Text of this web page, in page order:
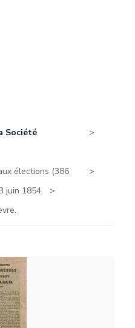
Société
élections (386
juin 1854.